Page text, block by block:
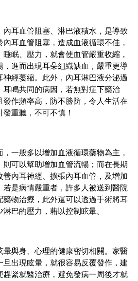
耳血管阻塞、淋巴液積水，是導致
耳血管阻塞，造成血液循環不佳，
眠、壓力，就會使血管嚴重收縮，
，進而出現耳朵組織缺血，嚴重更導
經萎縮。此外，內耳淋巴液分泌過
耳鳴共同的病因，若無對症下藥治
發作頻率高，防不勝防，令人生活在
重聽，不可不慎！
般多以增加血液循環藥物為主，
則可以幫助增加血管流暢；而在長期
善內耳神經、擴張內耳血管，及增加
若是病情嚴重者，許多人被送到醫院
藥物治療，此外還可以透過手術將耳
巴的壓力，藉以控制眩暈。
與身、心理的健康密切相關。家醫
旦出現眩暈，就很容易反覆發作，建
趕緊就醫治療，避免發病一周後才就